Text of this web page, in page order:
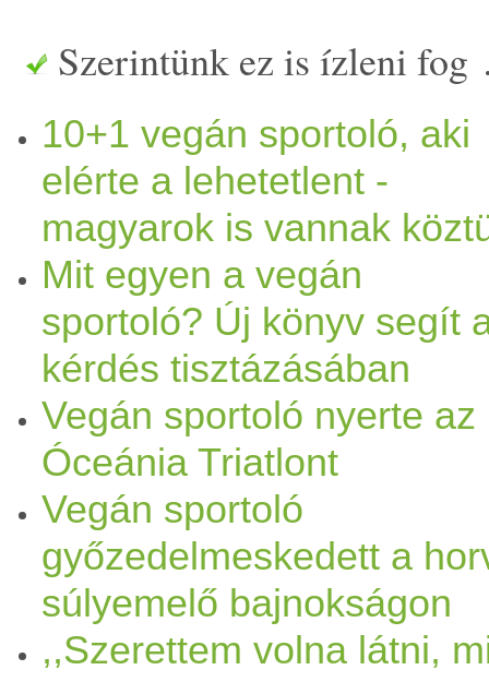
Szerintünk ez is ízleni
10+1 vegán sportoló, aki
elérte a lehetetlent -
magyarok is vannak
Mit egyen a vegán
sportoló? Új könyv segít
kérdés tisztázásában
Vegán sportoló nyerte az
Óceánia Triatlont
Vegán sportoló
győzedelmeskedett a
súlyemelő bajnokságon
,,Szerettem volna látni,